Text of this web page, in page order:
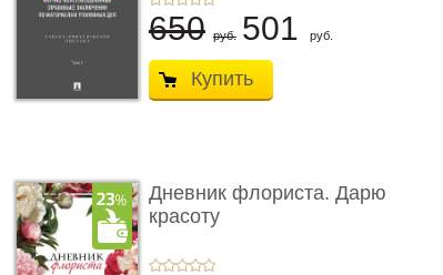
650 руб. 501 руб.
Купить
Дневник флориста. Дарю
красоту